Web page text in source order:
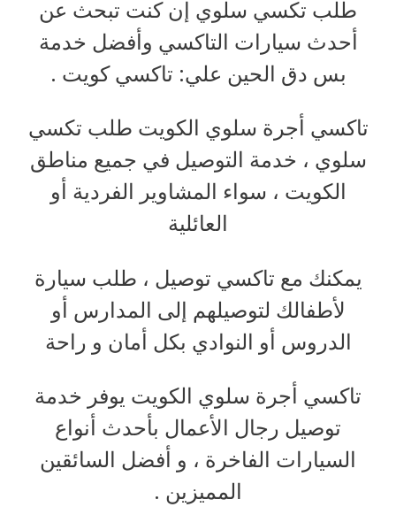
طلب تكسي سلوي إن كنت تبحث عن
أحدث سيارات التاكسي وأفضل خدمة
بس دق الحين علي: تاكسي كويت .
تاكسي أجرة سلوي الكويت طلب تكسي
سلوي ، خدمة التوصيل في جميع مناطق
الكويت ، سواء المشاوير الفردية أو
العائلية
يمكنك مع تاكسي توصيل ، طلب سيارة
لأطفالك لتوصيلهم إلى المدارس أو
الدروس أو النوادي بكل أمان و راحة
تاكسي أجرة سلوي الكويت يوفر خدمة
توصيل رجال الأعمال بأحدث أنواع
السيارات الفاخرة ، و أفضل السائقين
المميزين .